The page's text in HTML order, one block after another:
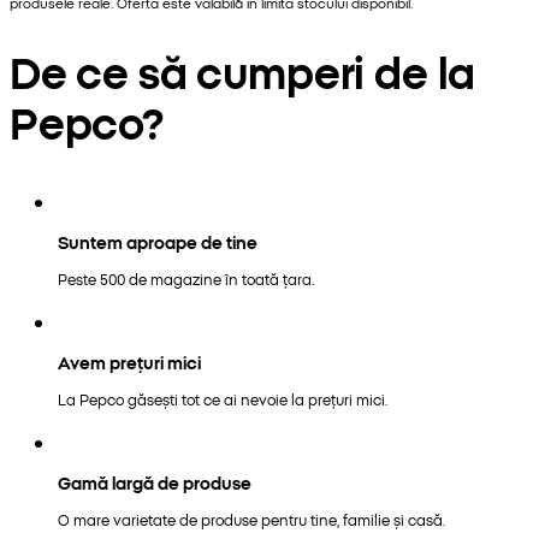
De ce să cumperi de la
Pepco?
Suntem aproape de tine
Peste 500 de magazine în toată țara.
Avem prețuri mici
La Pepco găsești tot ce ai nevoie la prețuri mici.
Gamă largă de produse
O mare varietate de produse pentru tine, familie și casă.